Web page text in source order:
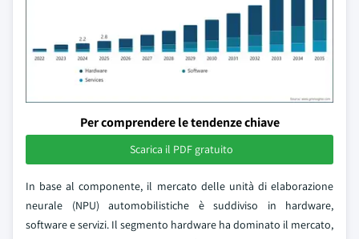
Per comprendere le tendenze chiave
Scarica il PDF gratuito
In base al componente, il mercato delle unità di elaborazione
neurale (NPU) automobilistiche è suddiviso in hardware,
software e servizi. Il segmento hardware ha dominato il mercato,